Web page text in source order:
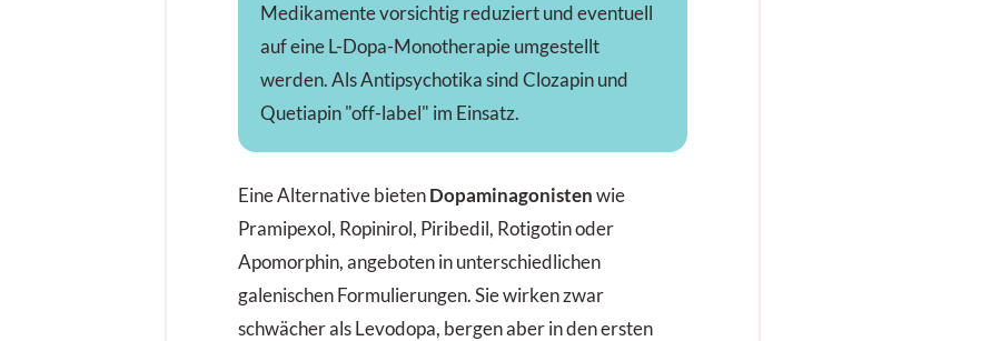
Medikamente vorsichtig reduziert und eventuell
auf eine L-Dopa-Monotherapie umgestellt
werden. Als Antipsychotika sind Clozapin und
Quetiapin "off-label" im Einsatz.
Eine Alternative bieten Dopamin­agonisten wie
Pramipexol, Ropinirol, Piribedil, Rotigotin oder
Apomorphin, angeboten in unterschiedlichen
galenischen Formulierungen. Sie wirken zwar
schwächer als Levodopa, bergen aber in den ersten